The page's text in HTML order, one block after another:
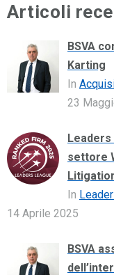
Articoli
BSVA
Karting
In
23
Leaders
settore
In
14 Aprile 2025
BSVA